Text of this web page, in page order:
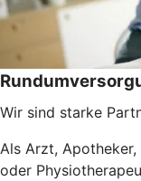
Wir sind starke
Als Arzt,
oder